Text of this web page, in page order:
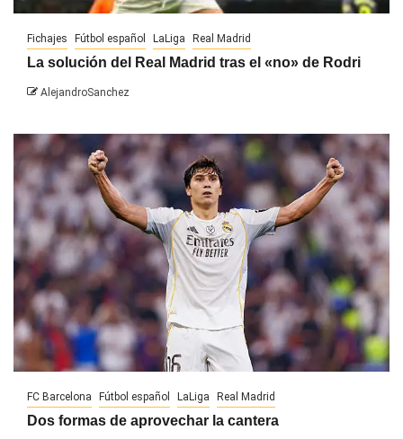
Fichajes Fútbol español LaLiga Real Madrid
La solución del Real Madrid tras el «no» de Rodri
AlejandroSanchez
FC Barcelona Fútbol español LaLiga Real Madrid
Dos formas de aprovechar la cantera